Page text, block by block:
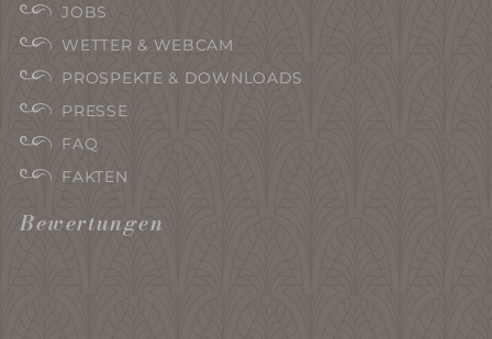
JOBS
WETTER & WEBCAM
PROSPEKTE & DOWNLOADS
PRESSE
FAQ
FAKTEN
Bewertungen